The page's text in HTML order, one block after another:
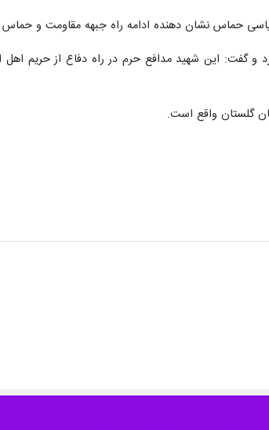
حماس نشان دهنده ادامه راه جبهه مقاومت و
و گفت: این شهید مدافع حرم در راه دفاع از حریم